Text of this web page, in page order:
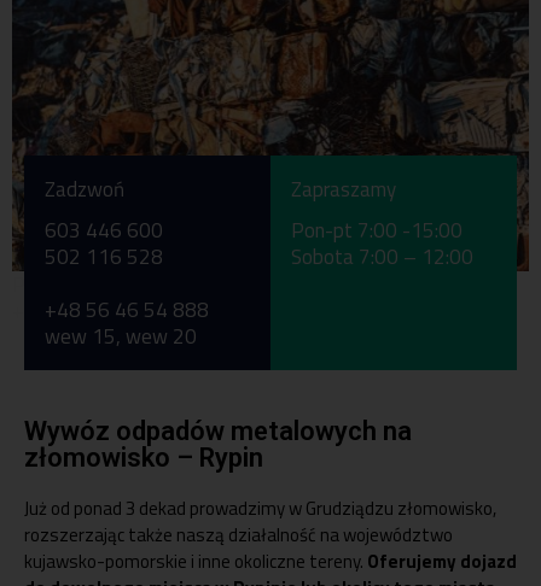
+48 56 46 54 888
Zadzwoń
603 446 600
502 116 528
+48 56 46 54 888
wew 15, wew 20
Zapraszamy
Pon-pt 7:00 -15:00
Sobota 7:00 – 12:00
Wywóz odpadów metalowych na
złomowisko – Rypin
Już od ponad 3 dekad prowadzimy w Grudziądzu złomowisko,
rozszerzając także naszą działalność na województwo
kujawsko-pomorskie i inne okoliczne tereny. Oferujemy dojazd